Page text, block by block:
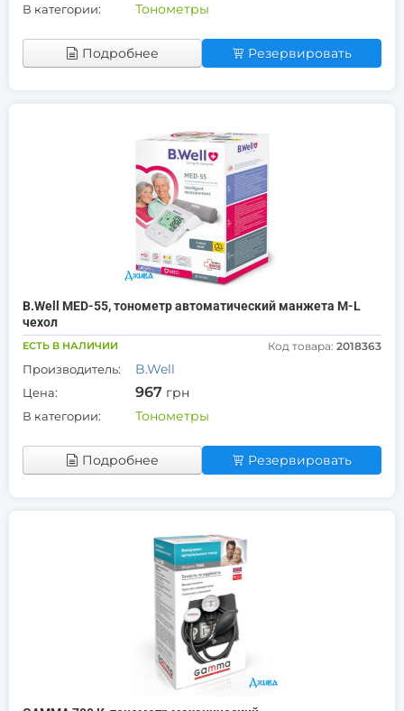
В категории: Тонометры
Подробнее Резервировать
B.Well MED-55, тонометр автоматический манжета M-L
чехол
ЕСТЬ В НАЛИЧИИ Код товара: 2018363
Производитель: B.Well
Цена: 967 грн
В категории: Тонометры
Подробнее Резервировать